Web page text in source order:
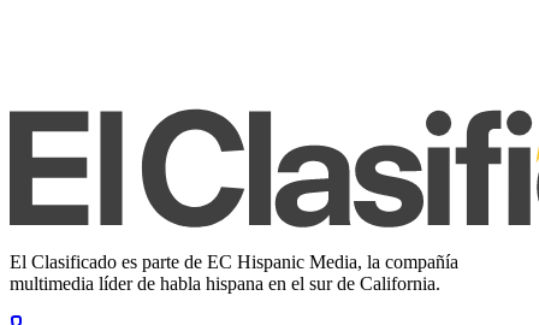
El Clasificado es parte de EC Hispanic Media, la compañía
multimedia líder de habla hispana en el sur de California.